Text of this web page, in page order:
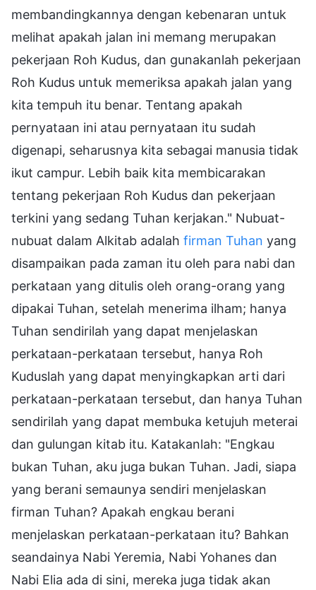
membandingkannya dengan kebenaran untuk
melihat apakah jalan ini memang merupakan
pekerjaan Roh Kudus, dan gunakanlah pekerjaan
Roh Kudus untuk memeriksa apakah jalan yang
kita tempuh itu benar. Tentang apakah
pernyataan ini atau pernyataan itu sudah
digenapi, seharusnya kita sebagai manusia tidak
ikut campur. Lebih baik kita membicarakan
tentang pekerjaan Roh Kudus dan pekerjaan
terkini yang sedang Tuhan kerjakan." Nubuat-
nubuat dalam Alkitab adalah firman Tuhan yang
disampaikan pada zaman itu oleh para nabi dan
perkataan yang ditulis oleh orang-orang yang
dipakai Tuhan, setelah menerima ilham; hanya
Tuhan sendirilah yang dapat menjelaskan
perkataan-perkataan tersebut, hanya Roh
Kuduslah yang dapat menyingkapkan arti dari
perkataan-perkataan tersebut, dan hanya Tuhan
sendirilah yang dapat membuka ketujuh meterai
dan gulungan kitab itu. Katakanlah: "Engkau
bukan Tuhan, aku juga bukan Tuhan. Jadi, siapa
yang berani semaunya sendiri menjelaskan
firman Tuhan? Apakah engkau berani
menjelaskan perkataan-perkataan itu? Bahkan
seandainya Nabi Yeremia, Nabi Yohanes dan
Nabi Elia ada di sini, mereka juga tidak akan